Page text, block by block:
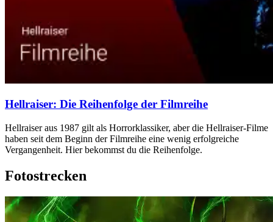
Hellraiser: Die Reihenfolge der Filmreihe
Hellraiser aus 1987 gilt als Horrorklassiker, aber die Hellraiser-Filme
haben seit dem Beginn der Filmreihe eine wenig erfolgreiche
Vergangenheit. Hier bekommst du die Reihenfolge.
Fotostrecken